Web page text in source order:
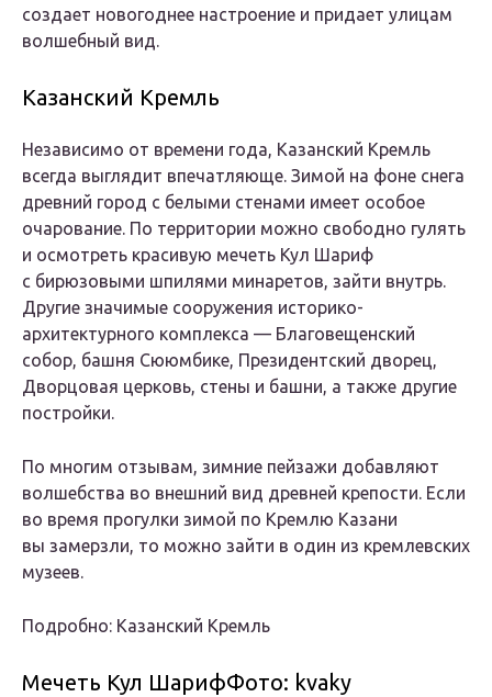
создает новогоднее настроение и придает улицам
волшебный вид.
Казанский Кремль
Независимо от времени года, Казанский Кремль
всегда выглядит впечатляюще. Зимой на фоне снега
древний город с белыми стенами имеет особое
очарование. По территории можно свободно гулять
и осмотреть красивую мечеть Кул Шариф
с бирюзовыми шпилями минаретов, зайти внутрь.
Другие значимые сооружения историко-
архитектурного комплекса — Благовещенский
собор, башня Сююмбике, Президентский дворец,
Дворцовая церковь, стены и башни, а также другие
постройки.
По многим отзывам, зимние пейзажи добавляют
волшебства во внешний вид древней крепости. Если
во время прогулки зимой по Кремлю Казани
вы замерзли, то можно зайти в один из кремлевских
музеев.
Подробно: Казанский Кремль
Мечеть Кул ШарифФото: kvaky